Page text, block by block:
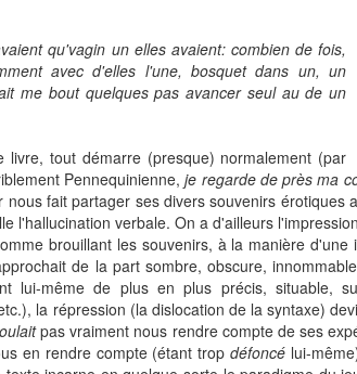
qu'vagin un elles avaient: combien de fois,
avec d'elles l'une, bosquet dans un, un
me bout quelques pas avancer seul au de un
livre, tout démarre (presque) normalement (par
Pennequinienne,je regarde de près ma
fait partager ses divers souvenirs érotiques
l'hallucination verbale. On a d'ailleurs
brouillant les souvenirs, à la manière d'une
de la part sombre, obscure,
lui-même de plus en plus précis, situable,
la répression (la dislocation de la syntaxe)
pas vraiment nous rendre compte de ses
en rendre compte (étant trop défoncélui-